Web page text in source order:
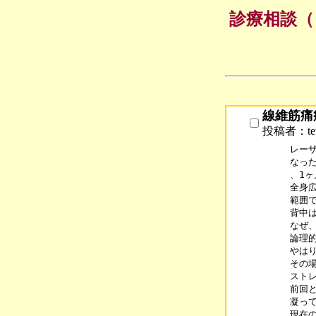
診療相談
線維筋痛
投稿者：
レー
なっ
、1ヶ
全身
範囲
背中
なぜ
論理
やは
その
スト
前回
凝っ